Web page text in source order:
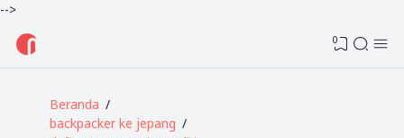
-->
0
Beranda
backpacker ke jepang